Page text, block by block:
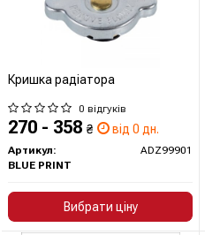
Кришка радіатора
0 відгуків
270 - 358 ₴ від 0 дн.
Артикул:
ADZ99901
BLUE PRINT
Вибрати ціну